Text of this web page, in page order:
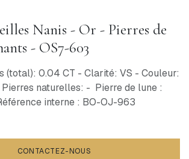
Nanis - Or - Pierres de
- OS7-603
(total): 0.04 CT - Clarité: VS - Couleur:
naturelles: - Pierre de lune :
interne : BO-OJ-963
CONTACTEZ-NOUS